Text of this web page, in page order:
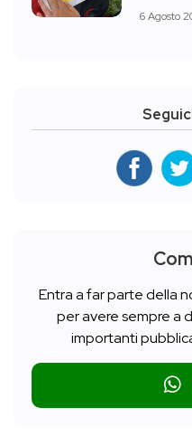
6 Agosto
Entra a far parte della
per avere sempre a
importanti